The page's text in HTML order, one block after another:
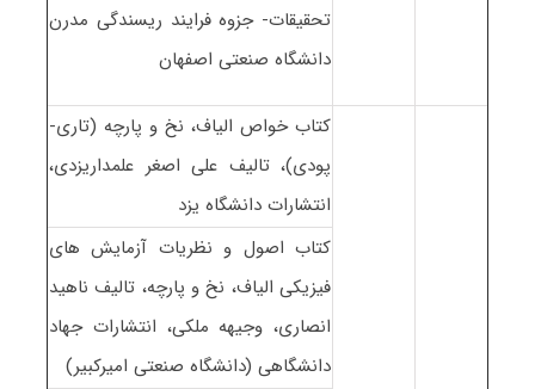
تحقیقات- جزوه فرایند ریسندگی مدرن
دانشگاه صنعتی اصفهان
کتاب خواص الیاف، نخ و پارچه (تاری-
پودی)، تالیف علی اصغر علمداریزدی،
انتشارات دانشگاه یزد
کتاب اصول و نظریات آزمایش های
فیزیکی الیاف، نخ و پارچه، تالیف ناهید
انصاری، وجیهه ملکی، انتشارات جهاد
دانشگاهی (دانشگاه صنعتی امیرکبیر)